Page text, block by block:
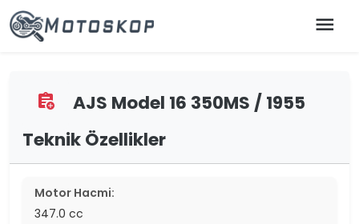
menu
assignment_add
AJS Model 16 350MS / 1955
Teknik Özellikler
Motor Hacmi:
347.0 cc